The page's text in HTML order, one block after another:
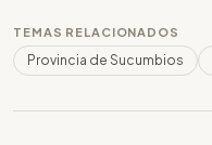
TEMAS RELACIONADOS
Provincia de Sucumbios